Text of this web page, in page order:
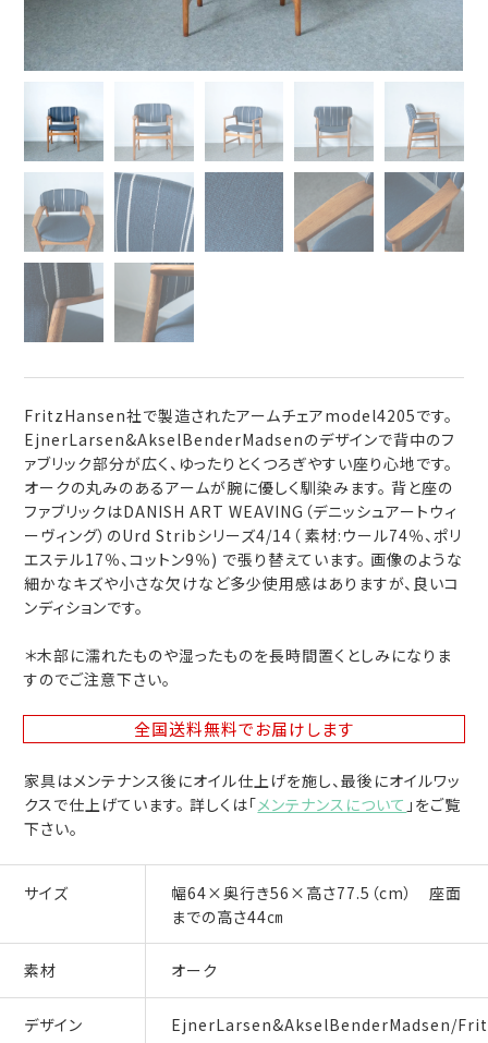
FritzHansen社で製造されたアームチェアmodel4205です。
EjnerLarsen&AkselBenderMadsenのデザインで背中のフ
ァブリック部分が広く、ゆったりとくつろぎやすい座り心地です。
オークの丸みのあるアームが腕に優しく馴染みます。 背と座の
ファブリックはDANISH ART WEAVING（デニッシュアートウィ
ーヴィング）のUrd Stribシリーズ4/14（ 素材:ウール74％、ポリ
エステル17％、コットン9％) で張り替えています。 画像のような
細かなキズや小さな欠けなど多少使用感はありますが、良いコ
ンディションです。
＊木部に濡れたものや湿ったものを長時間置くとしみになりま
すのでご注意下さい。
全国送料無料でお届けします
家具はメンテナンス後にオイル仕上げを施し、最後にオイルワッ
クスで仕上げています。 詳しくは「メンテナンスについて 」をご覧
下さい。
サイズ
幅64×奥行き56×高さ77.5（cm） 座面
までの高さ44㎝
素材 オーク
デザイン EjnerLarsen&AkselBenderMadsen/